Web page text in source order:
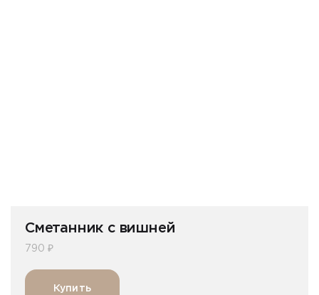
Сметанник с вишней
790 ₽
Купить